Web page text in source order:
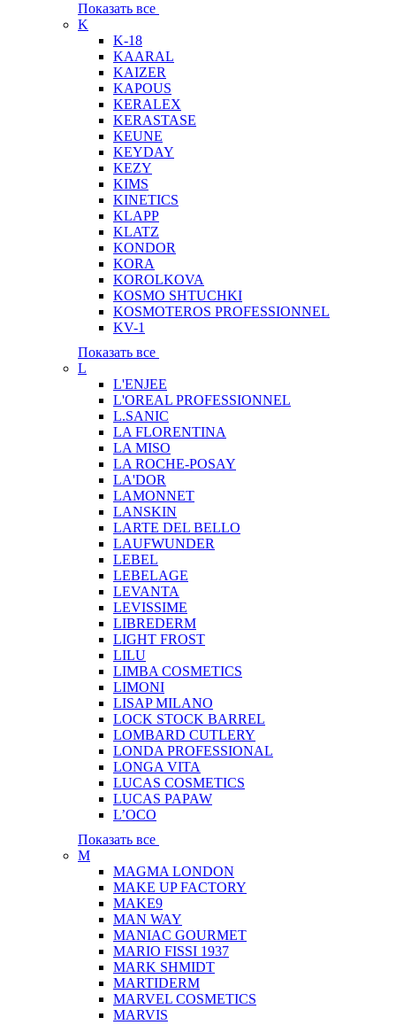
Показать все
K
K-18
KAARAL
KAIZER
KAPOUS
KERALEX
KERASTASE
KEUNE
KEYDAY
KEZY
KIMS
KINETICS
KLAPP
KLATZ
KONDOR
KORA
KOROLKOVA
KOSMO SHTUCHKI
KOSMOTEROS PROFESSIONNEL
KV-1
Показать все
L
L'ENJEE
L'OREAL PROFESSIONNEL
L.SANIC
LA FLORENTINA
LA MISO
LA ROCHE-POSAY
LA'DOR
LAMONNET
LANSKIN
LARTE DEL BELLO
LAUFWUNDER
LEBEL
LEBELAGE
LEVANTA
LEVISSIME
LIBREDERM
LIGHT FROST
LILU
LIMBA COSMETICS
LIMONI
LISAP MILANO
LOCK STOCK BARREL
LOMBARD CUTLERY
LONDA PROFESSIONAL
LONGA VITA
LUCAS COSMETICS
LUCAS PAPAW
L’OCO
Показать все
M
MAGMA LONDON
MAKE UP FACTORY
MAKE9
MAN WAY
MANIAC GOURMET
MARIO FISSI 1937
MARK SHMIDT
MARTIDERM
MARVEL COSMETICS
MARVIS